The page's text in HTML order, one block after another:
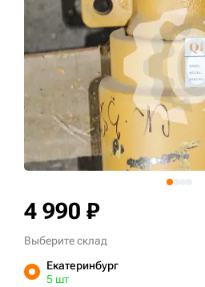
4 990 ₽
Выберите склад
Екатеринбург
5 шт
3D тур по производству
3D тур по складам
sksale@skdst.ru
+7 (499) 394-50-93